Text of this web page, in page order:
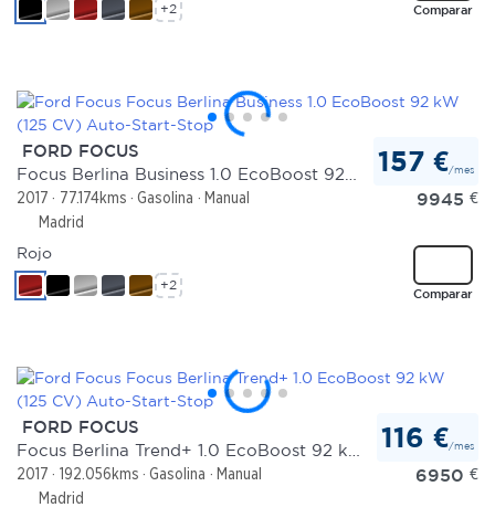
Comparar
+2
FORD FOCUS
Focus Berlina Business 1.0 EcoBoost 92 kW (125 CV) Auto-Start-Stop
2017 77.174kms Gasolina
Manual
Madrid
157 €/mes
9945 €
Comparar
Rojo
+2
FORD FOCUS
Focus Berlina Trend+ 1.0 EcoBoost 92 kW (125 CV) Auto-Start-Stop
2017 192.056kms Gasolina
Manual
Madrid
116 €/mes
6950 €